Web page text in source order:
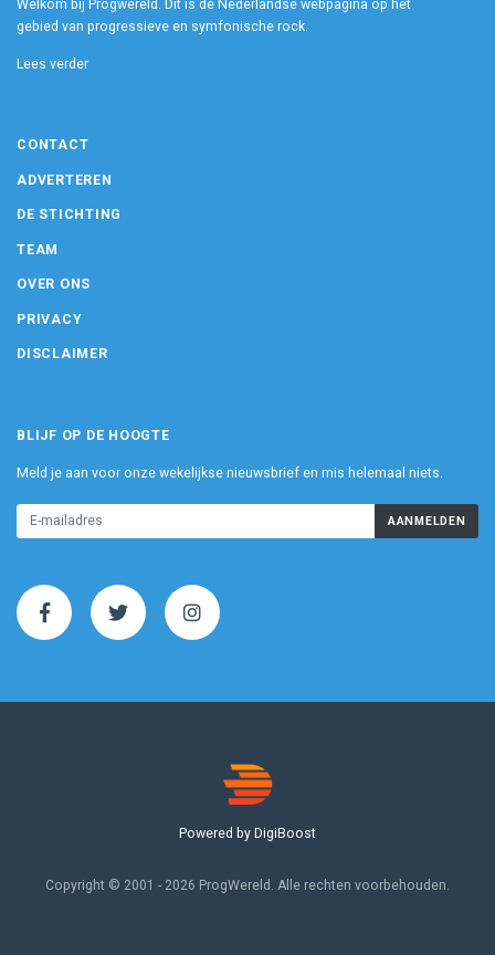
Welkom bij Progwereld. Dit is dé Nederlandse webpagina op het
gebied van progressieve en symfonische rock.
Lees verder
CONTACT
ADVERTEREN
DE STICHTING
TEAM
OVER ONS
PRIVACY
DISCLAIMER
BLIJF OP DE HOOGTE
Meld je aan voor onze wekelijkse nieuwsbrief en mis helemaal niets.
AANMELDEN
Powered by DigiBoost
Copyright © 2001 - 2026 ProgWereld. Alle rechten voorbehouden.